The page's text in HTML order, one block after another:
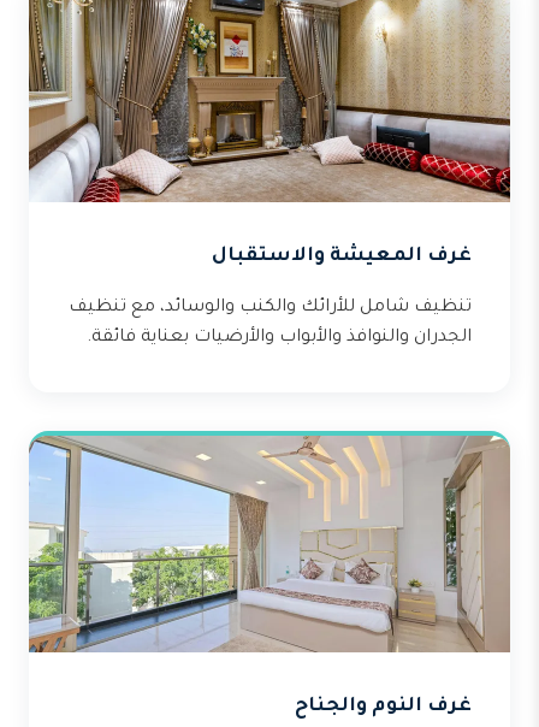
غرف المعيشة والاستقبال
تنظيف شامل للأرائك والكنب والوسائد، مع تنظيف
الجدران والنوافذ والأبواب والأرضيات بعناية فائقة.
غرف النوم والجناح